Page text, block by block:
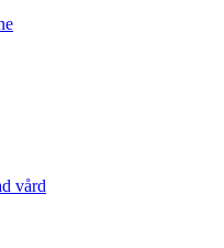
vård